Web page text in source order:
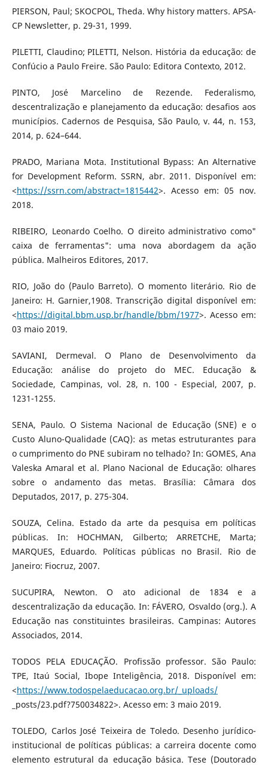
PIERSON, Paul; SKOCPOL, Theda. Why history matters. APSA-
CP Newsletter, p. 29-31, 1999.
PILETTI, Claudino; PILETTI, Nelson. História da educação: de
Confúcio a Paulo Freire. São Paulo: Editora Contexto, 2012.
PINTO, José Marcelino de Rezende. Federalismo,
descentralização e planejamento da educação: desafios aos
municípios. Cadernos de Pesquisa, São Paulo, v. 44, n. 153,
2014, p. 624–644.
PRADO, Mariana Mota. Institutional Bypass: An Alternative
for Development Reform. SSRN, abr. 2011. Disponível em:
<https://ssrn.com/abstract=1815442>. Acesso em: 05 nov.
2018.
RIBEIRO, Leonardo Coelho. O direito administrativo como"
caixa de ferramentas": uma nova abordagem da ação
pública. Malheiros Editores, 2017.
RIO, João do (Paulo Barreto). O momento literário. Rio de
Janeiro: H. Garnier,1908. Transcrição digital disponível em:
<https://digital.bbm.usp.br/handle/bbm/1977>. Acesso em:
03 maio 2019.
SAVIANI, Dermeval. O Plano de Desenvolvimento da
Educação: análise do projeto do MEC. Educação &
Sociedade, Campinas, vol. 28, n. 100 - Especial, 2007, p.
1231-1255.
SENA, Paulo. O Sistema Nacional de Educação (SNE) e o
Custo Aluno-Qualidade (CAQ): as metas estruturantes para
o cumprimento do PNE subiram no telhado? In: GOMES, Ana
Valeska Amaral et al. Plano Nacional de Educação: olhares
sobre o andamento das metas. Brasília: Câmara dos
Deputados, 2017, p. 275-304.
SOUZA, Celina. Estado da arte da pesquisa em políticas
públicas. In: HOCHMAN, Gilberto; ARRETCHE, Marta;
MARQUES, Eduardo. Políticas públicas no Brasil. Rio de
Janeiro: Fiocruz, 2007.
SUCUPIRA, Newton. O ato adicional de 1834 e a
descentralização da educação. In: FÁVERO, Osvaldo (org.). A
Educação nas constituintes brasileiras. Campinas: Autores
Associados, 2014.
TODOS PELA EDUCAÇÃO. Profissão professor. São Paulo:
TPE, Itaú Social, Ibope Inteligência, 2018. Disponível em:
<https://www.todospelaeducacao.org.br/_uploads/
_posts/23.pdf?750034822>. Acesso em: 3 maio 2019.
TOLEDO, Carlos José Teixeira de Toledo. Desenho jurídico-
institucional de políticas públicas: a carreira docente como
elemento estrutural da educação básica. Tese (Doutorado